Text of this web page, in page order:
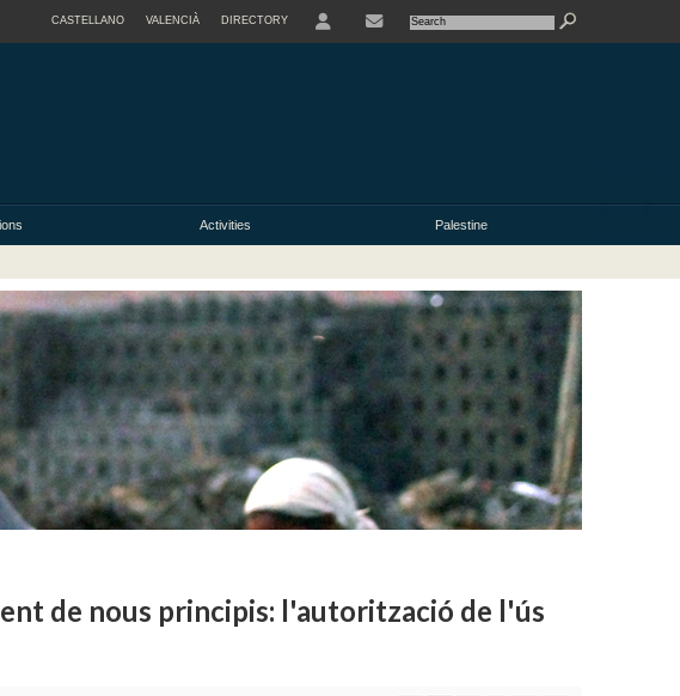
CASTELLANO VALENCIÀ DIRECTORY
Activities Palestine
de nous principis: l'autorització de l'ús